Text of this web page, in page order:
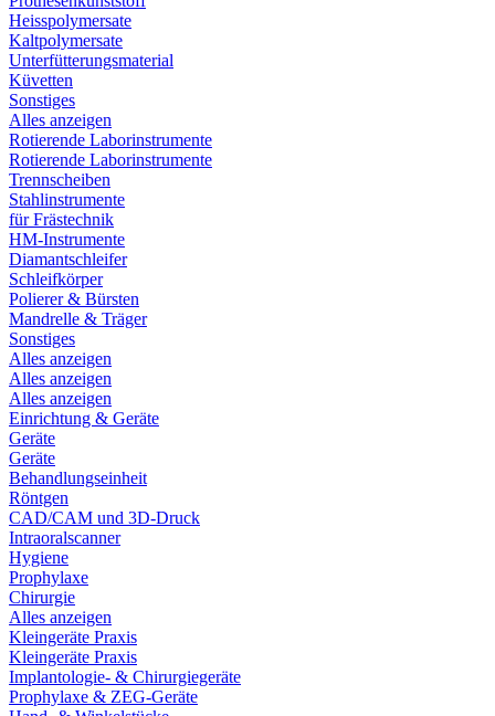
Heisspolymersate
Kaltpolymersate
Unterfütterungsmaterial
Küvetten
Sonstiges
Alles anzeigen
Rotierende Laborinstrumente
Rotierende Laborinstrumente
Trennscheiben
Stahlinstrumente
für Frästechnik
HM-Instrumente
Diamantschleifer
Schleifkörper
Polierer & Bürsten
Mandrelle & Träger
Sonstiges
Alles anzeigen
Alles anzeigen
Alles anzeigen
Einrichtung & Geräte
Geräte
Geräte
Behandlungseinheit
Röntgen
CAD/CAM und 3D-Druck
Intraoralscanner
Hygiene
Prophylaxe
Chirurgie
Alles anzeigen
Kleingeräte Praxis
Kleingeräte Praxis
Implantologie- & Chirurgiegeräte
Prophylaxe & ZEG-Geräte